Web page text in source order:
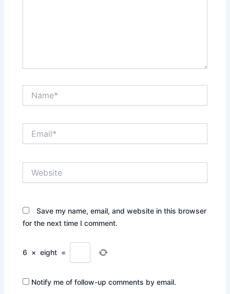
Save my name, email, and website in this browser
for the next time I comment.
6 × eight =
Notify me of follow-up comments by email.